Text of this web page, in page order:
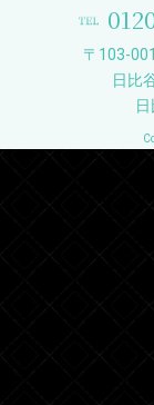
〒103-
日比